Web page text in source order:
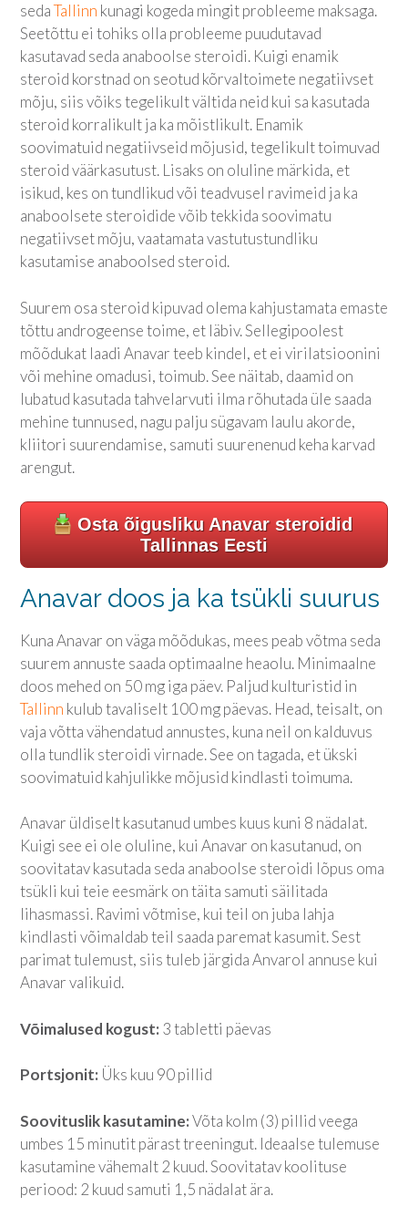
sedaTallinn kunagi kogeda mingit probleeme maksaga.
Seetõttu ei tohiks olla probleeme puudutavad
kasutavad seda anaboolse steroidi. Kuigi enamik
steroid korstnad on seotud kõrvaltoimete negatiivset
mõju, siis võiks tegelikult vältida neid kui sa kasutada
steroid korralikult ja ka mõistlikult. Enamik
soovimatuid negatiivseid mõjusid, tegelikult toimuvad
steroid väärkasutust. Lisaks on oluline märkida, et
isikud, kes on tundlikud või teadvusel ravimeid ja ka
anaboolsete steroidide võib tekkida soovimatu
negatiivset mõju, vaatamata vastutustundliku
kasutamise anaboolsed steroid.
Suurem osa steroid kipuvad olema kahjustamata emaste
tõttu androgeense toime, et läbiv. Sellegipoolest
mõõdukat laadi Anavar teeb kindel, et ei virilatsioonini
või mehine omadusi, toimub. See näitab, daamid on
lubatud kasutada tahvelarvuti ilma rõhutada üle saada
mehine tunnused, nagu palju sügavam laulu akorde,
kliitori suurendamise, samuti suurenenud keha karvad
arengut.
Osta õigusliku Anavar steroidid
Tallinnas Eesti
Anavar doos ja ka tsükli suurus
Kuna Anavar on väga mõõdukas, mees peab võtma seda
suurem annuste saada optimaalne heaolu. Minimaalne
doos mehed on 50 mg iga päev. Paljud kulturistid in
Tallinn kulub tavaliselt 100 mg päevas. Head, teisalt, on
vaja võtta vähendatud annustes, kuna neil on kalduvus
olla tundlik steroidi virnade. See on tagada, et ükski
soovimatuid kahjulikke mõjusid kindlasti toimuma.
Anavar üldiselt kasutanud umbes kuus kuni 8 nädalat.
Kuigi see ei ole oluline, kui Anavar on kasutanud, on
soovitatav kasutada seda anaboolse steroidi lõpus oma
tsükli kui teie eesmärk on täita samuti säilitada
lihasmassi. Ravimi võtmise, kui teil on juba lahja
kindlasti võimaldab teil saada paremat kasumit. Sest
parimat tulemust, siis tuleb järgida Anvarol annuse kui
Anavar valikuid.
Võimalused kogust: 3 tabletti päevas
Portsjonit: Üks kuu 90 pillid
Soovituslik kasutamine:Võta kolm (3) pillid veega
umbes 15 minutit pärast treeningut. Ideaalse tulemuse
kasutamine vähemalt 2 kuud. Soovitatav koolituse
periood: 2 kuud samuti 1,5 nädalat ära.